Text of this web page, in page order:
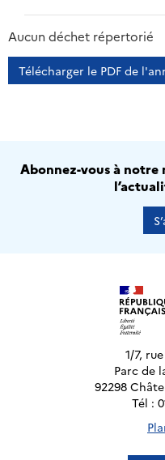
2013 2014
Aucun déchet répertorié
Télécharger le PDF de
Abonnez-vous à
1/7,
Parc de
92298
Tél :